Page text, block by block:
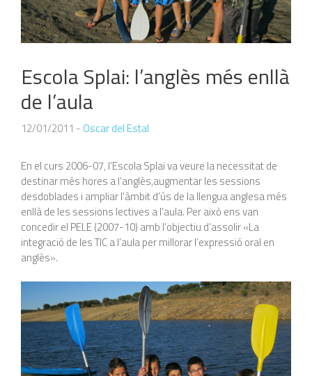
Escola Splai: l’anglès més enllà
de l’aula
12/01/2011 - Oscar del Estal
En el curs 2006-07, l’Escola Splai va veure la necessitat de
destinar més hores a l’anglès,augmentar les sessions
desdoblades i ampliar l’àmbit d’ús de la llengua anglesa més
enllà de les sessions lectives a l’aula. Per això ens van
concedir el PELE (2007-10) amb l’objectiu d’assolir «La
integració de les TIC a l’aula per millorar l’expressió oral en
anglès».